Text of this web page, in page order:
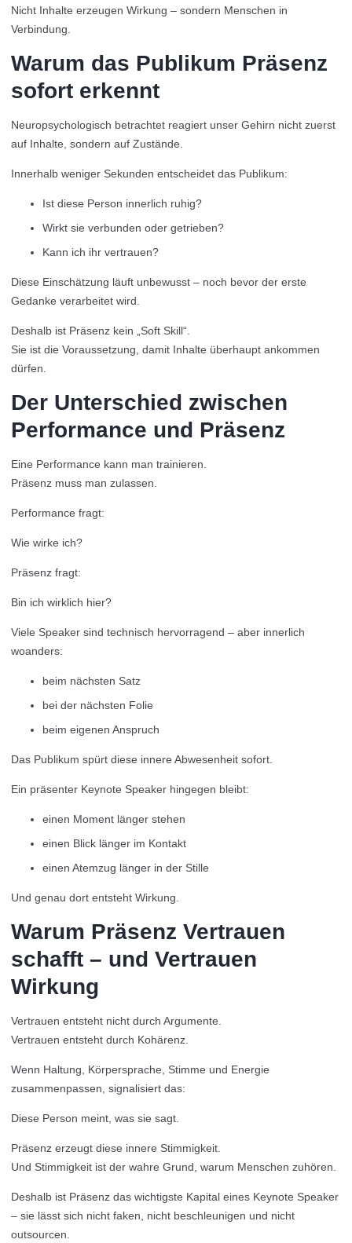
Nicht Inhalte erzeugen Wirkung – sondern Menschen in
Verbindung.
Warum das Publikum Präsenz
sofort erkennt
Neuropsychologisch betrachtet reagiert unser Gehirn nicht zuerst
auf Inhalte, sondern auf Zustände.
Innerhalb weniger Sekunden entscheidet das Publikum:
Ist diese Person innerlich ruhig?
Wirkt sie verbunden oder getrieben?
Kann ich ihr vertrauen?
Diese Einschätzung läuft unbewusst – noch bevor der erste
Gedanke verarbeitet wird.
Deshalb ist Präsenz kein „Soft Skill“.
Sie ist die Voraussetzung, damit Inhalte überhaupt ankommen
dürfen.
Der Unterschied zwischen
Performance und Präsenz
Eine Performance kann man trainieren.
Präsenz muss man zulassen.
Performance fragt:
Wie wirke ich?
Präsenz fragt:
Bin ich wirklich hier?
Viele Speaker sind technisch hervorragend – aber innerlich
woanders:
beim nächsten Satz
bei der nächsten Folie
beim eigenen Anspruch
Das Publikum spürt diese innere Abwesenheit sofort.
Ein präsenter Keynote Speaker hingegen bleibt:
einen Moment länger stehen
einen Blick länger im Kontakt
einen Atemzug länger in der Stille
Und genau dort entsteht Wirkung.
Warum Präsenz Vertrauen
schafft – und Vertrauen
Wirkung
Vertrauen entsteht nicht durch Argumente.
Vertrauen entsteht durch Kohärenz.
Wenn Haltung, Körpersprache, Stimme und Energie
zusammenpassen, signalisiert das:
Diese Person meint, was sie sagt.
Präsenz erzeugt diese innere Stimmigkeit.
Und Stimmigkeit ist der wahre Grund, warum Menschen zuhören.
Deshalb ist Präsenz das wichtigste Kapital eines Keynote Speaker
– sie lässt sich nicht faken, nicht beschleunigen und nicht
outsourcen.